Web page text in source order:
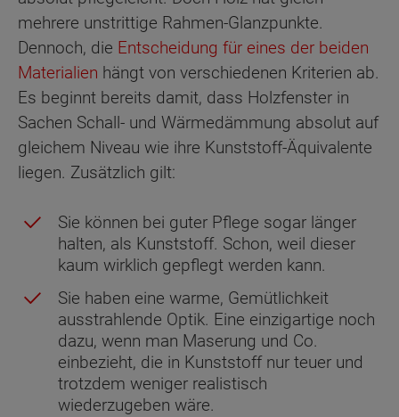
mehrere unstrittige Rahmen-Glanzpunkte.
Dennoch, die Entscheidung für eines der beiden
Materialien hängt von verschiedenen Kriterien ab.
Es beginnt bereits damit, dass Holzfenster in
Sachen Schall- und Wärmedämmung absolut auf
gleichem Niveau wie ihre Kunststoff-Äquivalente
liegen. Zusätzlich gilt:
Sie können bei guter Pflege sogar länger
halten, als Kunststoff. Schon, weil dieser
kaum wirklich gepflegt werden kann.
Sie haben eine warme, Gemütlichkeit
ausstrahlende Optik. Eine einzigartige noch
dazu, wenn man Maserung und Co.
einbezieht, die in Kunststoff nur teuer und
trotzdem weniger realistisch
wiederzugeben wäre.